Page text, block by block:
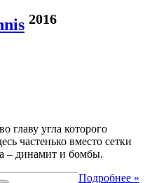
2016
главу угла которого
частенько вместо сетки
– динамит и бомбы.
Подробнее »